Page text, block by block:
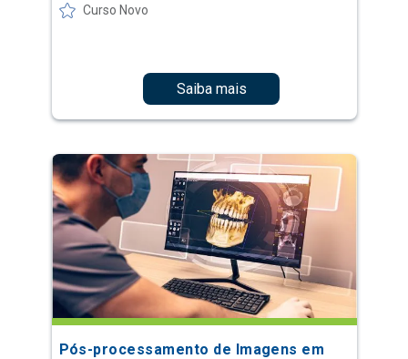
Curso Novo
Saiba mais
Pós-processamento de Imagens em